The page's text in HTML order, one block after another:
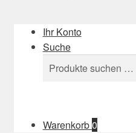
Ihr Konto
Suche
Suchen
nach:
Suchen
Warenkorb0